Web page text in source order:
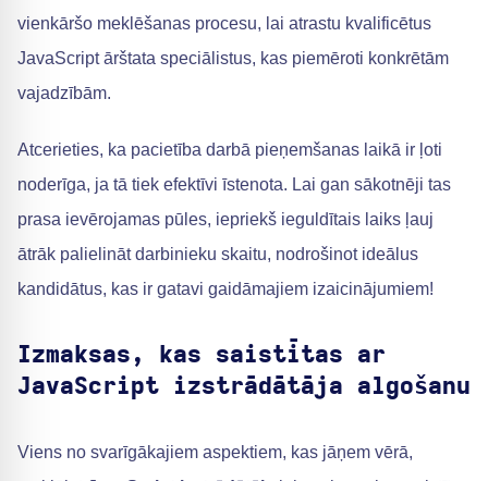
vienkāršo meklēšanas procesu, lai atrastu kvalificētus
JavaScript ārštata speciālistus, kas piemēroti konkrētām
vajadzībām.
Atcerieties, ka pacietība darbā pieņemšanas laikā ir ļoti
noderīga, ja tā tiek efektīvi īstenota. Lai gan sākotnēji tas
prasa ievērojamas pūles, iepriekš ieguldītais laiks ļauj
ātrāk palielināt darbinieku skaitu, nodrošinot ideālus
kandidātus, kas ir gatavi gaidāmajiem izaicinājumiem!
Izmaksas, kas saistītas ar
JavaScript izstrādātāja algošanu
Viens no svarīgākajiem aspektiem, kas jāņem vērā,